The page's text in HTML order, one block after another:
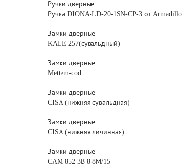
Ручки дверные
Ручка DIONA-LD-20-1SN-CP-3 от Armadillo
Замки дверные
KALE 257(сувальдный)
Замки дверные
Mettem-cod
Замки дверные
CISA (нижняя сувальдная)
Замки дверные
CISA (нижняя личинная)
Замки дверные
CAM 852 3В 8-8М/15